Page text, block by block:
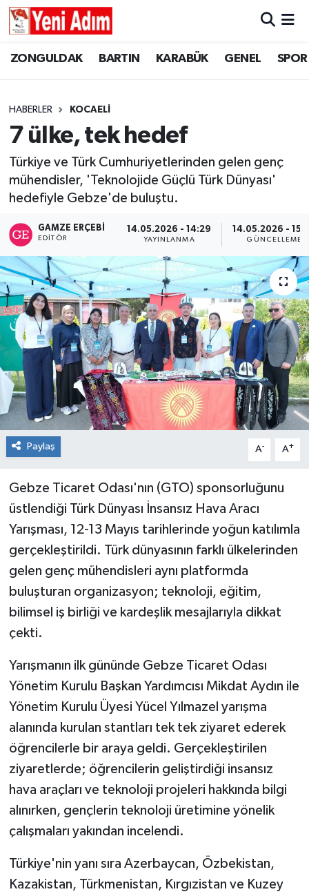
ZONGULDAK BARTIN KARABÜK GENEL SPOR
HABERLER KOCAELİ
7 ülke, tek hedef
Türkiye ve Türk Cumhuriyetlerinden gelen genç
mühendisler, 'Teknolojide Güçlü Türk Dünyası'
hedefiyle Gebze'de buluştu.
GAMZE ERÇEBI
EDITÖR
14.05.2026 - 14:29
YAYINLANMA
14.05.2026 -
GÜNCELLEME
Paylaş A- A+
Gebze Ticaret Odası'nın (GTO) sponsorluğunu
üstlendiği Türk Dünyası İnsansız Hava Aracı
Yarışması, 12-13 Mayıs tarihlerinde yoğun katılımla
gerçekleştirildi. Türk dünyasının farklı ülkelerinden
gelen genç mühendisleri aynı platformda
buluşturan organizasyon; teknoloji, eğitim,
bilimsel iş birliği ve kardeşlik mesajlarıyla dikkat
çekti.
Yarışmanın ilk gününde Gebze Ticaret Odası
Yönetim Kurulu Başkan Yardımcısı Mikdat Aydın ile
Yönetim Kurulu Üyesi Yücel Yılmazel yarışma
alanında kurulan stantları tek tek ziyaret ederek
öğrencilerle bir araya geldi. Gerçekleştirilen
ziyaretlerde; öğrencilerin geliştirdiği insansız
hava araçları ve teknoloji projeleri hakkında bilgi
alınırken, gençlerin teknoloji üretimine yönelik
çalışmaları yakından incelendi.
Türkiye'nin yanı sıra Azerbaycan, Özbekistan,
Kazakistan, Türkmenistan, Kırgızistan ve Kuzey
ZONGULDAK
GÜNCEL
SİYASET
RESMİ İLAN
ZONGULDAK
GENEL
SPOR
SİYASET
SAĞLIK
GÜNCEL
RESMİ İLAN
Künye
Zonguldak Hava Durumu
Tüm Manşetler
Son Dakika Haberleri
Haber Arşivi